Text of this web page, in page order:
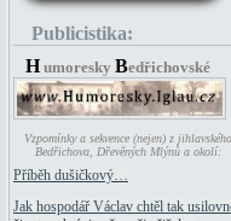
Publicistika:
H umoresky Bedřichovské
Vzpomínky a sekvence (nejen) z jihlavského
Bedřichova, Dřevěných Mlýnů a okolí:
Příběh dušičkový…
Jak hospodář Václav chtěl tak